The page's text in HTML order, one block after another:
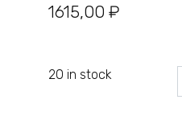
1615,00 ₽
20 in stock